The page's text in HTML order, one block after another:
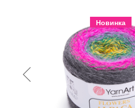
Новинка